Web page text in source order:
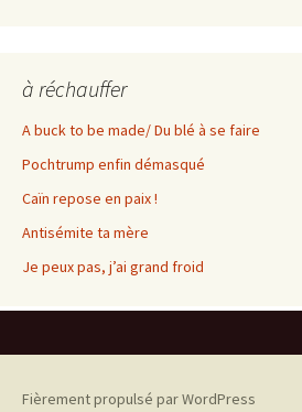
à réchauffer
A buck to be made/ Du blé à se faire
Pochtrump enfin démasqué
Caïn repose en paix !
Antisémite ta mère
Je peux pas, j’ai grand froid
Fièrement propulsé par WordPress